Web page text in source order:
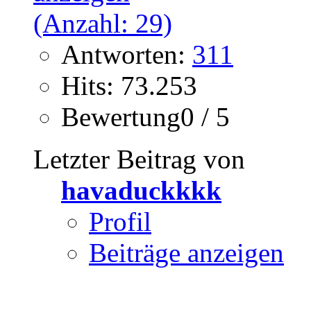
Antworten: 311
Hits: 73.253
Bewertung0 / 5
Letzter Beitrag von
havaduckkkk
Profil
Beiträge anzeigen